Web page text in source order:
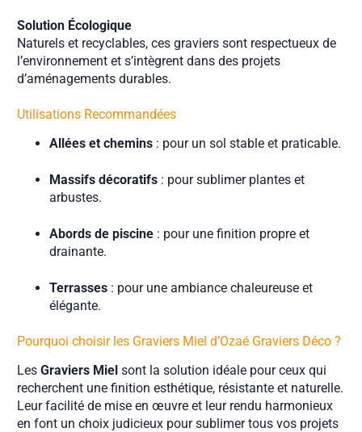
Solution Écologique
Naturels et recyclables, ces graviers sont respectueux de
l’environnement et s’intègrent dans des projets
d’aménagements durables.
Utilisations Recommandées
Allées et chemins: pour un sol stable et praticable.
Massifs décoratifs: pour sublimer plantes et
arbustes.
Abords de piscine: pour une finition propre et
drainante.
Terrasses : pour une ambiance chaleureuse et
élégante.
Pourquoi choisir les Graviers Miel d’Ozaé Graviers Déco ?
Les Graviers Mielsont la solution idéale pour ceux qui
recherchent une finition esthétique, résistante et naturelle.
Leur facilité de mise en œuvre et leur rendu harmonieux
en font un choix judicieux pour sublimer tous vos projets